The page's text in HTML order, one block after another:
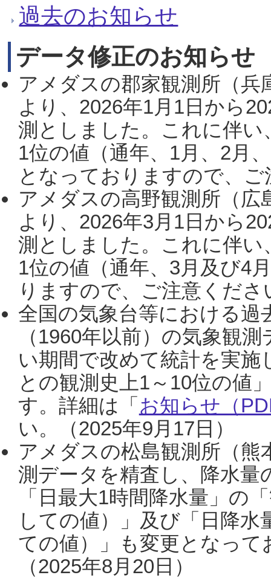
過去のお知らせ
データ修正のお知らせ
アメダスの郡家観測所（
より、2026年1月1日から
測としました。これに伴い
1位の値（通年、1月、2月
となっておりますので、
アメダスの高野観測所（
より、2026年3月1日から
測としました。これに伴い
1位の値（通年、3月及び4
りますので、ご注意くだ
全国の気象台等における過
（1960年以前）の気象観
い期間で改めて統計を実
との観測史上1～10位の値
す。詳細は「 お知らせ（
い。（2025年9月17日）
アメダスの松島観測所（熊
測データを精査し、降水
「日最大1時間降水量」の
しての値）」及び「日降
ての値）」も変更となっ
（2025年8月20日）